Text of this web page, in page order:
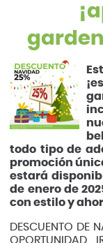
todo tipo de
promoción
estará
de enero de
con estilo y
DESCUENTO DE
OPORTUNIDAD